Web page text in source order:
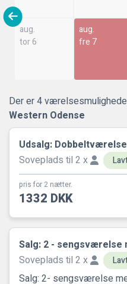
aug.
tor 6
aug.
fre 7
Der er 4
Western Odense
Udsalg:
Soveplads til 2 x
pris for 2 nætter.
1332 DKK
Salg: 2 - sengsværelse
Soveplads til 2 x
Salg: 2- sengsværelse